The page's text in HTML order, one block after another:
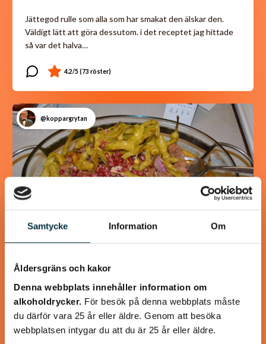
Samtycke Information Om
Åldersgräns och kakor
Denna webbplats innehåller information om
alkoholdrycker. För besök på denna webbplats måste
du därför vara 25 år eller äldre. Genom att besöka
webbplatsen intygar du att du är 25 år eller äldre.
Jättegod rulle som alla som har smakat den älskar den.
Väldigt lätt att göra dessutom. i det receptet jag hittade
så var det halva…
@koppargrytan
Turkisk köfte
En längtan till Turkisk mat